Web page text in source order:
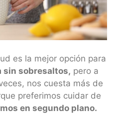
es la mejor opción para
sin sobresaltos, pero a
nos cuesta más de
preferimos cuidar de
en segundo plano.